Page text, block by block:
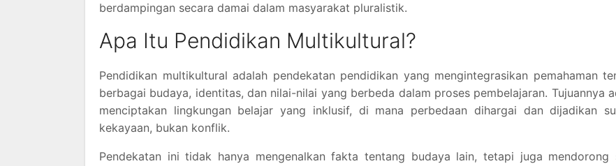
berdampingan secara damai dalam masyarakat pluralistik.
Apa Itu Pendidikan Multikultural?
Pendidikan multikultural adalah pendekatan pendidikan yang mengintegrasikan pemahaman
berbagai budaya, identitas, dan nilai-nilai yang berbeda dalam proses pembelajaran. Tujuannya
menciptakan lingkungan belajar yang inklusif, di mana perbedaan dihargai dan dijadikan
kekayaan, bukan konflik.
Pendekatan ini tidak hanya mengenalkan fakta tentang budaya lain, tetapi juga mendorong